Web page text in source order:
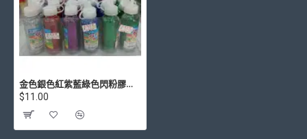
金色銀色紅紫藍綠色閃粉膠水 40ml
$11.00